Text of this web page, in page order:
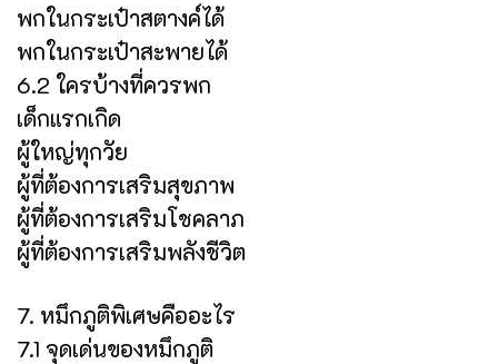
พกในกระเป๋าสตางค์ได้
พกในกระเป๋าสะพายได้
6.2 ใครบ้างที่ควรพก
เด็กแรกเกิด
ผู้ใหญ่ทุกวัย
ผู้ที่ต้องการเสริมสุขภาพ
ผู้ที่ต้องการเสริมโชคลาภ
ผู้ที่ต้องการเสริมพลังชีวิต
7. หมึกภูติพิเศษคืออะไร
7.1 จุดเด่นของหมึกภูติ